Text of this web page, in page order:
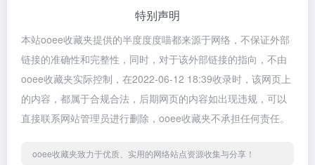
特别声明
本站ooee收藏夹提供的半度度度喵都来源于网络，不保证外部
链接的准确性和完整性，同时，对于该外部链接的指向，不由
ooee收藏夹实际控制，在2022-06-12 18:39收录时，该网页上
的内容，都属于合规合法，后期网页的内容如出现违规，可以
直接联系网站管理员进行删除，ooee收藏夹不承担任何责任。
ooee收藏夹致力于优质、实用的网络站点资源收集与分享！